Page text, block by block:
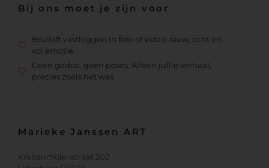
Bij ons moet je zijn voor
Bruiloft vastleggen in foto of video: rauw, echt en
vol emotie
Geen gedoe, geen poses. Alleen jullie verhaal,
precies zoals het was
Marieke Janssen ART
Kreitenmolenstraat 202